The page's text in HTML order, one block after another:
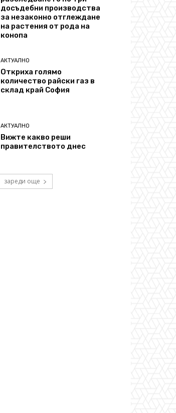
досъдебни производства
за незаконно отглеждане
на растения от рода на
конопа
АКТУАЛНО
Откриха голямо
количество райски газ в
склад край София
АКТУАЛНО
Вижте какво реши
правителството днес
зареди още